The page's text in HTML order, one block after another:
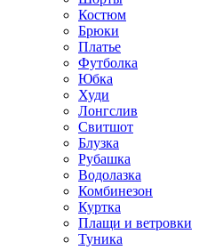
Костюм
Брюки
Платье
Футболка
Юбка
Худи
Лонгслив
Свитшот
Блузка
Рубашка
Водолазка
Комбинезон
Куртка
Плащи и ветровки
Туника